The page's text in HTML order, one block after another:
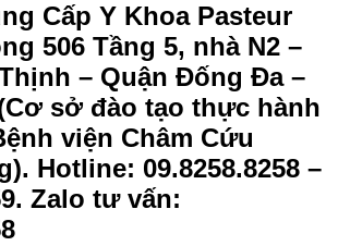
Cấp Y Khoa Pasteur
506 Tầng 5, nhà N2 –
– Quận Đống Đa –
sở đào tạo thực hành
viện Châm Cứu
Hotline: 09.8258.8258 –
Zalo tư vấn: